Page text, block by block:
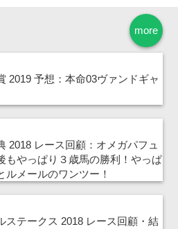
more
2019 予想：本命03ヴァンドギャ
2018 レース回顧：オメガパフュ
もやっぱり３歳馬の勝利！やっぱ
ルメールのワンツー！
ステークス 2018 レース回顧・結